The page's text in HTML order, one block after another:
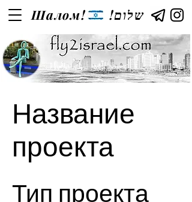
Шалом! !שלום
Название
проекта
Тип проекта